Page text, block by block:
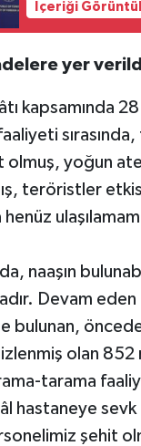
İçeriği
yer
kapsamında
yoğun
teröristler
naaşın
Devam
olan 852
tarama
hastaneye
şehit